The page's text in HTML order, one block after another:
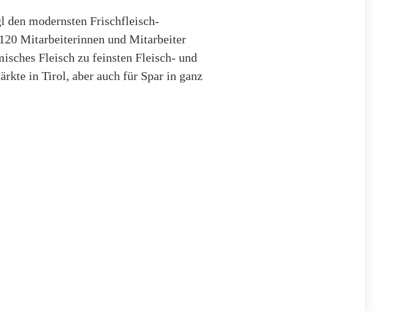
den modernsten Frischfleisch-
Mitarbeiterinnen und Mitarbeiter
Fleisch zu feinsten Fleisch- und
in Tirol, aber auch für Spar in ganz